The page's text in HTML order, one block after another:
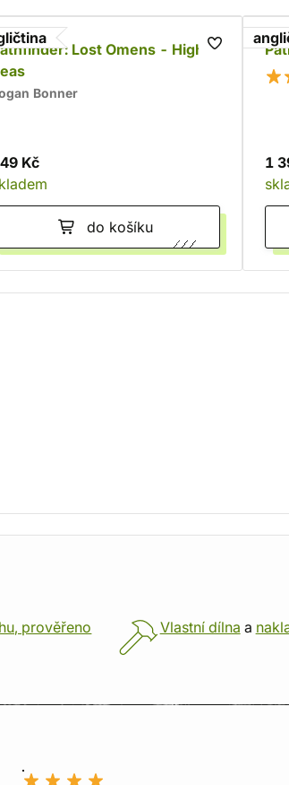
Lost Omens - High
Bonner
Kč
do košíku
1
prověřeno
Vlastní dílna a